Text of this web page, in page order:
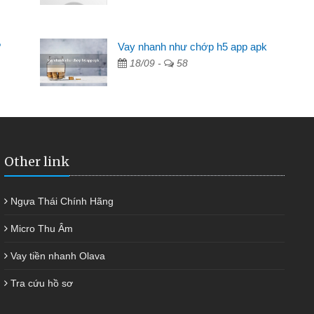
nhiều lúc cần vốn nhập
bè giới thiệu tôi đã giải
nhanh chóng
được thôi. Cảm
Vay nhanh như chớp h5 app apk
18/09 - 58
Other link
Ngựa Thái Chính Hãng
Micro Thu Âm
Vay tiền nhanh Olava
Tra cứu hồ sơ